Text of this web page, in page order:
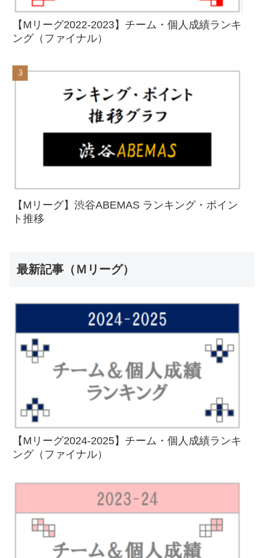
【Mリーグ2022-2023】チーム・個人成績ランキ
ング（ファイナル）
【Mリーグ】渋谷ABEMAS ランキング・ポイン
ト推移
最新記事（Ｍリーグ）
【Mリーグ2024-2025】チーム・個人成績ランキ
ング（ファイナル）